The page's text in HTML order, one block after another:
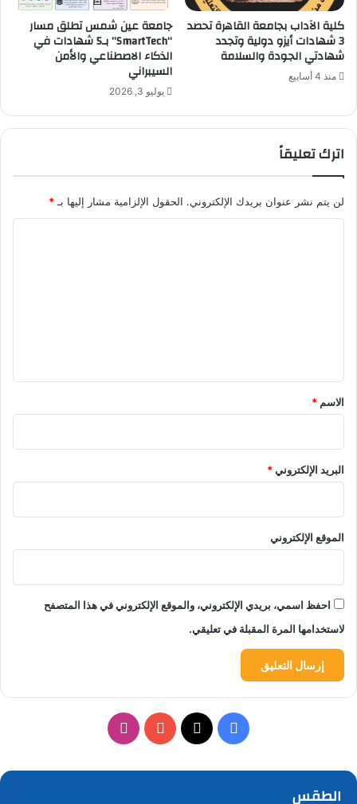
كلية الآداب بجامعة القاهرة تحصد
3 شهادات أيزو دولية وتجدد
شهادتي الجودة والسلامة
منذ 4 أسابيع
جامعة عين شمس تطلق مسار
“SmartTech” بـ5 شهادات في
الذكاء الاصطناعي والأمن
السيبراني
يوليو 3, 2026
اترك تعليقاً
لن يتم نشر عنوان بريدك الإلكتروني. الحقول الإلزامية مشار إليها بـ *
*
الاسم *
البريد الإلكتروني*
الموقع الإلكتروني
احفظ اسمي، بريدي الإلكتروني، والموقع الإلكتروني في هذا المتصفح
لاستخدامها المرة المقبلة في تعليقي.
فيسبوك ‫YouTubeانستقرام
الطقس